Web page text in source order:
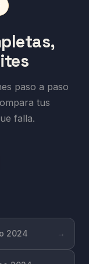
paso a paso
tus
falla.
2024 →